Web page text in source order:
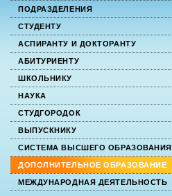
ПОДРАЗДЕЛЕНИЯ
СТУДЕНТУ
АСПИРАНТУ И ДОКТОРАНТУ
АБИТУРИЕНТУ
ШКОЛЬНИКУ
НАУКА
СТУДГОРОДОК
ВЫПУСКНИКУ
СИСТЕМА ВЫСШЕГО ОБРАЗОВАНИЯ
ДОПОЛНИТЕЛЬНОЕ ОБРАЗОВАНИЕ
МЕЖДУНАРОДНАЯ ДЕЯТЕЛЬНОСТЬ